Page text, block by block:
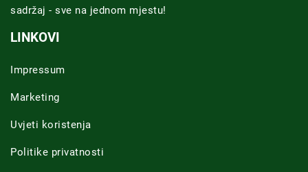
sadržaj - sve na jednom mjestu!
LINKOVI
Impressum
Marketing
Uvjeti koristenja
Politike privatnosti